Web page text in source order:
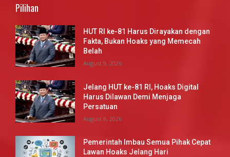
Pilihan
HUT RI ke-81 Harus Dirayakan dengan
Fakta, Bukan Hoaks yang Memecah
Belah
August 9, 2026
Jelang HUT ke-81 RI, Hoaks Digital
Harus Dilawan Demi Menjaga
Persatuan
August 9, 2026
Pemerintah Imbau Semua Pihak Cepat
Lawan Hoaks Jelang Hari